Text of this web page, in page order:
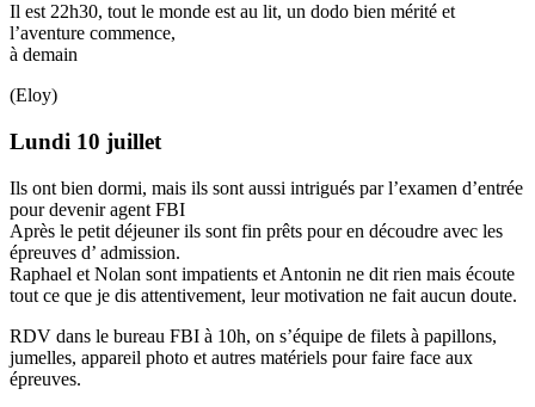
Il est 22h30, tout le monde est au lit, un dodo bien mérité et
l’aventure commence,
à demain
(Eloy)
Lundi 10 juillet
Ils ont bien dormi, mais ils sont aussi intrigués par l’examen d’entrée
pour devenir agent FBI
Après le petit déjeuner ils sont fin prêts pour en découdre avec les
épreuves d’ admission.
Raphael et Nolan sont impatients et Antonin ne dit rien mais écoute
tout ce que je dis attentivement, leur motivation ne fait aucun doute.
RDV dans le bureau FBI à 10h, on s’équipe de filets à papillons,
jumelles, appareil photo et autres matériels pour faire face aux
épreuves.